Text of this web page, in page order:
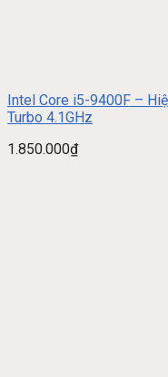
Intel Core i5-9400F –
Turbo 4.1GHz
1.850.000₫